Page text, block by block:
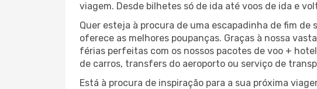
viagem. Desde bilhetes só de ida até voos de ida e
Quer esteja à procura de uma escapadinha de fim
oferece as melhores poupanças. Graças à nossa
férias perfeitas com os nossos pacotes de voo +
de carros, transfers do aeroporto ou serviço de
Está à procura de inspiração para a sua próxima